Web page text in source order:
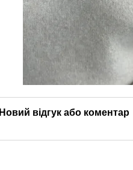
Новий відгук або коментар